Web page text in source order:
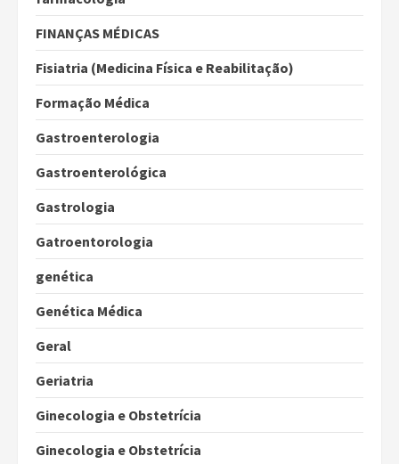
FINANÇAS MÉDICAS
Fisiatria (Medicina Física e Reabilitação)
Formação Médica
Gastroenterologia
Gastroenterológica
Gastrologia
Gatroentorologia
genética
Genética Médica
Geral
Geriatria
Ginecologia e Obstetrícia
Ginecologia e Obstetrícia